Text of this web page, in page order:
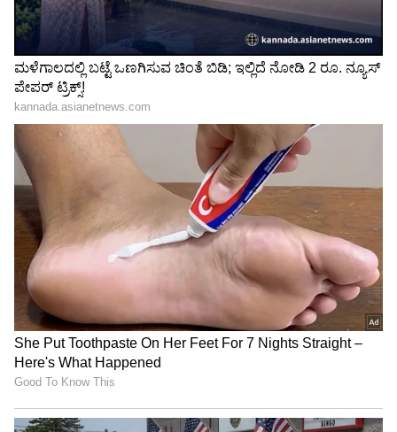
Jahnavi: 'ಅವನೇ ನನ್ನ ಪ್ರಪಂಚ, ಮಿಕ್ಕಂತೆ ಸಮಾಜ
ಸೇವೆ+ ರಾಜಕೀಯಕ್ಕೆ ಮೀಸಲು ಎಂದ 'Bigg Boss'
ಜಾಹ್ನವಿ!
Amruthadhaare: ಭೂಮಿಕಾಗೆ ಮತ್ತೊಂದು
ಮಗುವಾಗೋ ಟೈಮ್​ ಬಂದಾಯ್ತು? ಶ್ರೀರಸ್ತು ಶುಭಮಸ್ತು
ರಿಪೀಟ್ಸ್
Image Credit :Asianet News
ಕಳಚಿದ ರಮೇಶನ ಮುಖವಾಡ
ಎಲ್ಲರ ಮುಂದೆ ಸ್ಫೋಟವಾಗಿದೆ. ನಿಧಿ ಹಾಗೂ ಕರ್ಣನ